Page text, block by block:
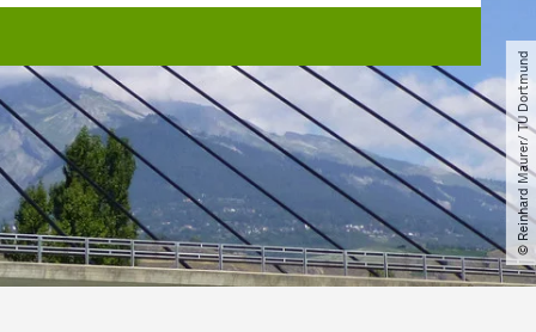
© Reinhard Maurer​/​ TU Dortmund